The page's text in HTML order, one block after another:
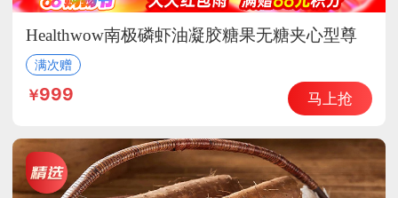
Healthwow南极磷虾油凝胶糖果无糖夹心型尊
贵组
满次赠
999 马上抢